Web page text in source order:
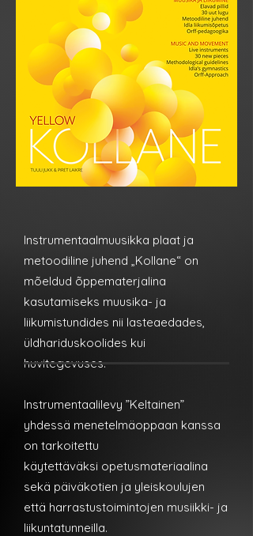
Instrumentaalmuusikka plaat ja
metoodiline juhend „Kollane“ on
mõeldud õppematerjalina
kasutamiseks muusika- ja
liikumistundides nii lasteaedades,
üldhariduskoolides kui
huvitegevuses.
Instrumentaalilevy ”Keltainen”
yhdessä menetelmäoppaan kanssa
on tarkoitettu
käytettäväksi opetusmateriaalina
sekä päiväkotien ja yleiskoulujen
että harrastustoimintojen musiikki- ja
liikuntatunneilla.